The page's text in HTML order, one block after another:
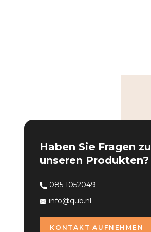
Haben Sie Fragen zu
unseren Produkten?
085 1052049
info@qub.nl
KONTAKT AUFNEHMEN